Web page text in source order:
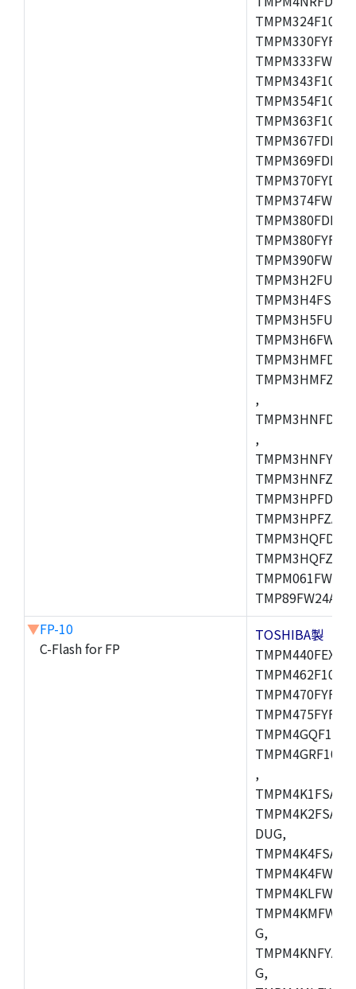
,
,
▼FP-10
C-Flash for FP
TOSHIBA製
,
DUG,
G,
G,